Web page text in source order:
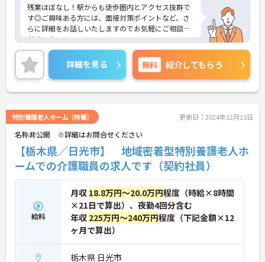
残業ほぼなし！駅からも徒歩圏内とアクセス抜群で
す◎ご興味ある方には、面接対策ポイントなど、さ
らに詳細をお話しいたしますのでお気軽にご相談く
ださい！
詳細を見る 無料 紹介してもらう
特別養護老人ホーム（特養） 更新日：2024年12月15日
名称非公開 ※詳細はお問合せください
【栃木県／日光市】 地域密着型特別養護老人ホ
ームでの介護職員の求人です（契約社員）
給料
月収 18.8万円～20.0万円程度（時給×8時間
×21日で算出）、夜勤4回分含む
年収 225万円～240万円程度（下記金額×12
ヶ月で算出）
栃木県 日光市